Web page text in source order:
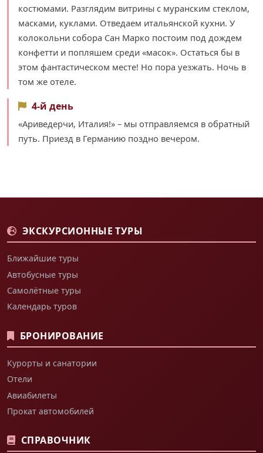
костюмами. Разглядим витрины с муранским стеклом,
масками, куклами. Отведаем итальянской кухни. У
колокольни собора Сан Марко постоим под дождем
конфетти и попляшем среди «масок». Остаться бы в
этом фантастическом месте! Но пора уезжать. Ночь в
том же отеле.
4-й день
«Ариведерчи, Италия!» – мы отправляемся в обратный
путь. Приезд в Германию поздно вечером.
ЭКСКУРСИОННЫЕ ТУРЫ
Ближайшие туры
Автобусные туры
Самолётные туры
Календарь туров
БРОНИРОВАНИЕ
Курорты и санатории
Отели
Авиабилеты
Прокат автомобилей
СПРАВОЧНИК